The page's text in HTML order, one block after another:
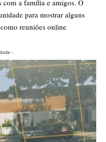
com a família e amigos. O
para mostrar alguns
reuniões online
-